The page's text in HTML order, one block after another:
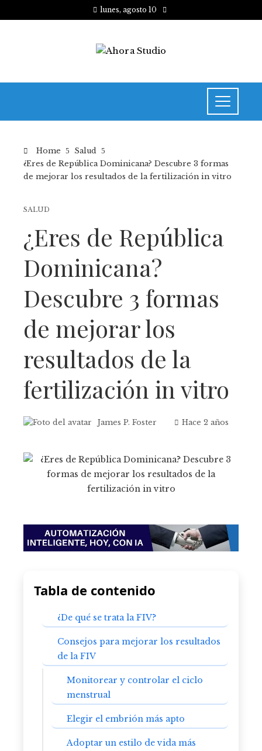
lunes, agosto 10
Home
Salud
¿Eres de República Dominicana? Descubre 3 formas
de mejorar los resultados de la fertilización in vitro
SALUD
¿Eres de República
Dominicana?
Descubre 3 formas
de mejorar los
resultados de la
fertilización in vitro
James P. Foster Hace 2 años
Tabla de contenido
¿De qué se trata la FIV?
Consejos para mejorar los resultados
de la FIV
Monitorear y controlar el ciclo
menstrual
Elegir el embrión más apto
Adoptar un estilo de vida más